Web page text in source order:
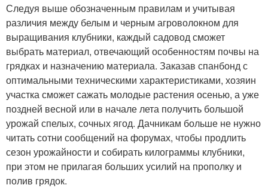
Следуя выше обозначенным правилам и учитывая
различия между белым и черным агроволокном для
выращивания клубники, каждый садовод сможет
выбрать материал, отвечающий особенностям почвы на
грядках и назначению материала. Заказав спанбонд с
оптимальными техническими характеристиками, хозяин
участка сможет сажать молодые растения осенью, а уже
поздней весной или в начале лета получить большой
урожай спелых, сочных ягод. Дачникам больше не нужно
читать сотни сообщений на форумах, чтобы продлить
сезон урожайности и собирать килограммы клубники,
при этом не прилагая больших усилий на прополку и
полив грядок.